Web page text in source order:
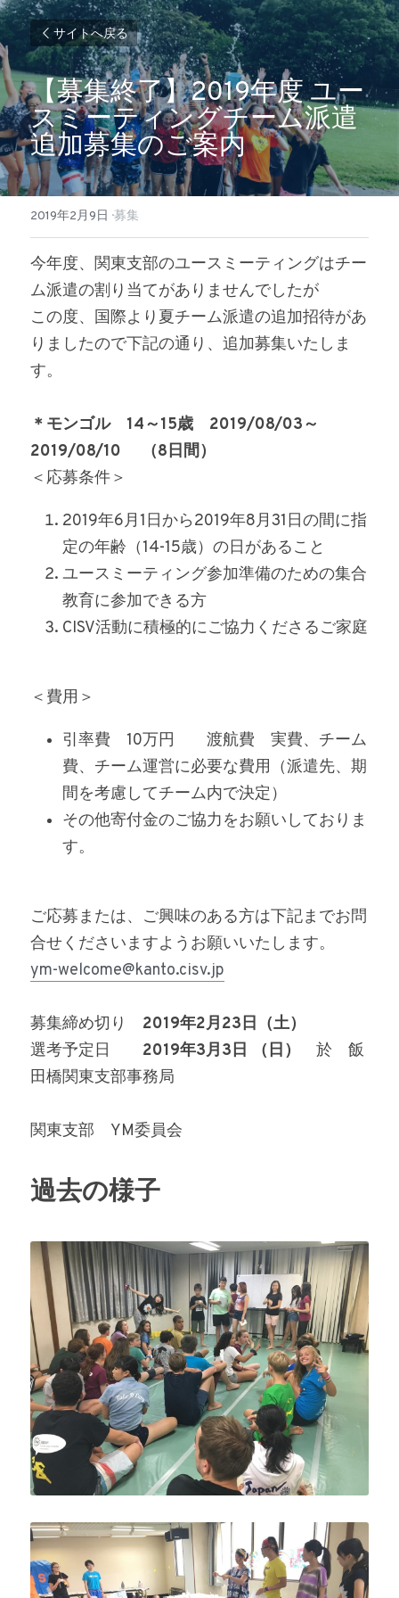
サイトへ戻る
【募集終了】2019年度 ユー
スミーティングチーム派遣
追加募集のご案内
2019年2月9日 ·募集
今年度、関東支部のユースミーティングはチー
ム派遣の割り当てがありませんでしたが
この度、国際より夏チーム派遣の追加招待があ
りましたので下記の通り、追加募集いたしま
す。
＊モンゴル　14～15歳　2019/08/03～
2019/08/10 　（8日間）
＜応募条件＞
2019年6月1日から2019年8月31日の間に指
定の年齢（14-15歳）の日があること
ユースミーティング参加準備のための集合
教育に参加できる方
CISV活動に積極的にご協力くださるご家庭
＜費用＞
引率費　10万円　　渡航費　実費、チーム
費、チーム運営に必要な費用（派遣先、期
間を考慮してチーム内で決定）
その他寄付金のご協力をお願いしておりま
す。
ご応募または、ご興味のある方は下記までお問
合せくださいますようお願いいたします。
ym-welcome@kanto.cisv.jp
募集締め切り 2019年2月23日（土）
選考予定日 2019年3月3日 （日）
於　飯
田橋関東支部事務局
関東支部　YM委員会
過去の様子